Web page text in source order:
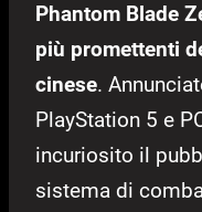
Phantom Blade
più promettenti
cinese.
PlayStation 5 e
incuriosito il
sistema di